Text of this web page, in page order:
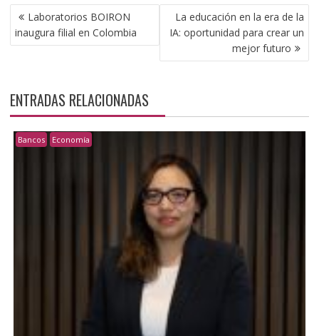
NAVEGACIÓN
DE
ENTRADAS
Laboratorios BOIRON
inaugura filial en Colombia
La educación en la era de la
IA: oportunidad para crear un
mejor futuro
ENTRADAS RELACIONADAS
Bancos Economía